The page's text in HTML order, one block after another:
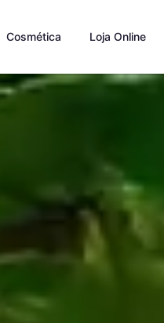
Cosmética Loja Online